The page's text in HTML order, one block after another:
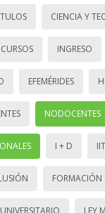
CIENCIA Y
CURSOS INGRESO
EFEMÉRIDES
NODOCENTES
I + D
FORMACIÓN